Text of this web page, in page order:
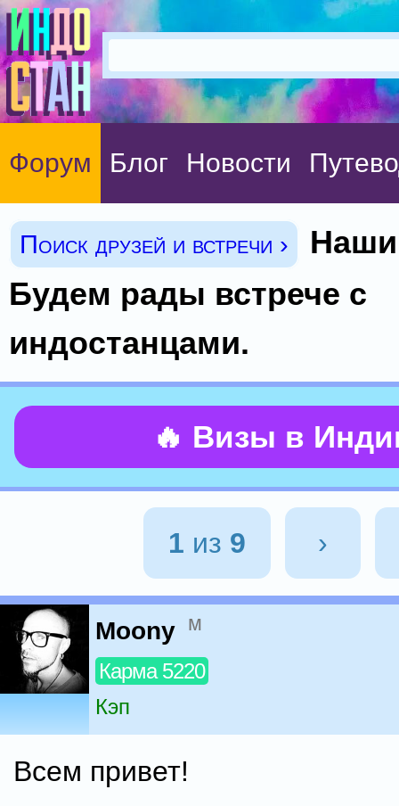
Форум Блог Новости
Поиск друзей и встречи ›
Будем рады встрече с
индостанцами.
🔥 Визы в
1 из 9 ›
Moony м
Карма 5220
Кэп
Всем привет!